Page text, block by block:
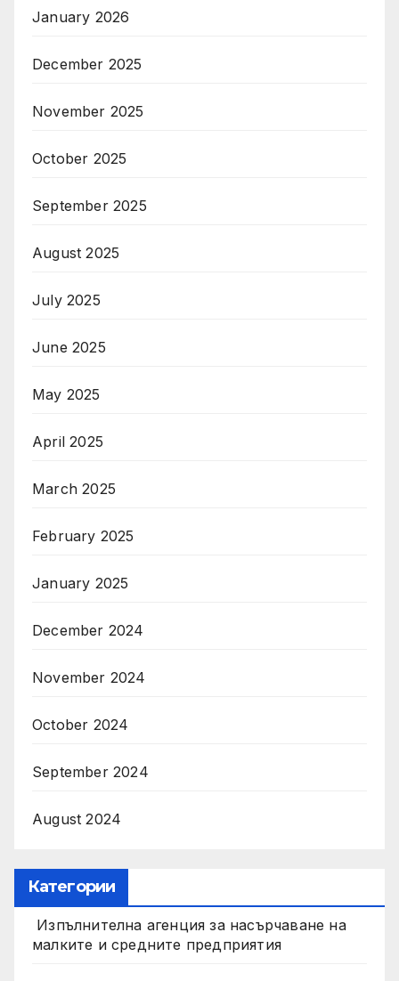
January 2026
December 2025
November 2025
October 2025
September 2025
August 2025
July 2025
June 2025
May 2025
April 2025
March 2025
February 2025
January 2025
December 2024
November 2024
October 2024
September 2024
August 2024
Категории
Изпълнителна агенция за насърчаване на
малките и средните предприятия